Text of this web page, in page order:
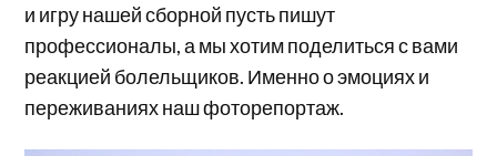
и игру нашей сборной пусть пишут
профессионалы, а мы хотим поделиться с вами
реакцией болельщиков. Именно о эмоциях и
переживаниях наш фоторепортаж.